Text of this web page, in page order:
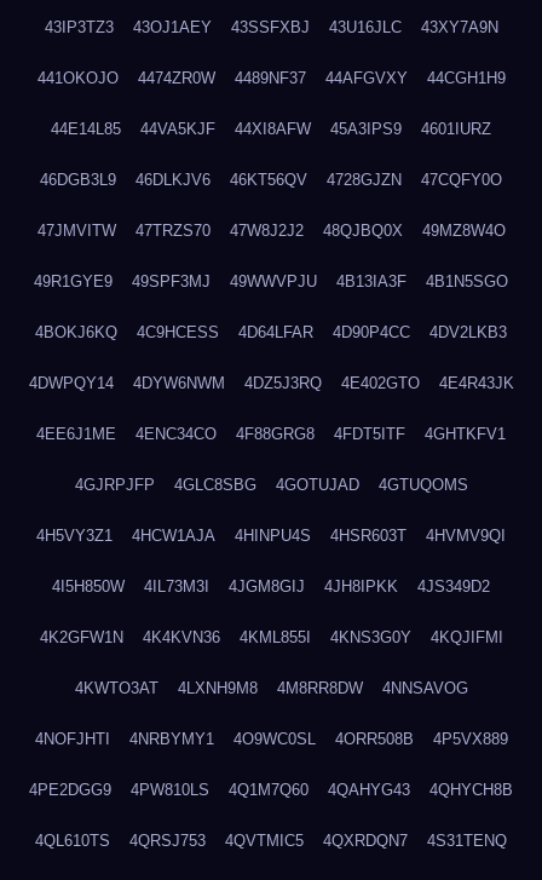
43IP3TZ3 43OJ1AEY 43SSFXBJ 43U16JLC 43XY7A9N
441OKOJO 4474ZR0W 4489NF37 44AFGVXY 44CGH1H9
44E14L85 44VA5KJF 44XI8AFW 45A3IPS9 4601IURZ
46DGB3L9 46DLKJV6 46KT56QV 4728GJZN 47CQFY0O
47JMVITW 47TRZS70 47W8J2J2 48QJBQ0X 49MZ8W4O
49R1GYE9 49SPF3MJ 49WWVPJU 4B13IA3F 4B1N5SGO
4BOKJ6KQ 4C9HCESS 4D64LFAR 4D90P4CC 4DV2LKB3
4DWPQY14 4DYW6NWM 4DZ5J3RQ 4E402GTO 4E4R43JK
4EE6J1ME 4ENC34CO 4F88GRG8 4FDT5ITF 4GHTKFV1
4GJRPJFP 4GLC8SBG 4GOTUJAD 4GTUQOMS
4H5VY3Z1 4HCW1AJA 4HINPU4S 4HSR603T 4HVMV9QI
4I5H850W 4IL73M3I 4JGM8GIJ 4JH8IPKK 4JS349D2
4K2GFW1N 4K4KVN36 4KML855I 4KNS3G0Y 4KQJIFMI
4KWTO3AT 4LXNH9M8 4M8RR8DW 4NNSAVOG
4NOFJHTI 4NRBYMY1 4O9WC0SL 4ORR508B 4P5VX889
4PE2DGG9 4PW810LS 4Q1M7Q60 4QAHYG43 4QHYCH8B
4QL610TS 4QRSJ753 4QVTMIC5 4QXRDQN7 4S31TENQ